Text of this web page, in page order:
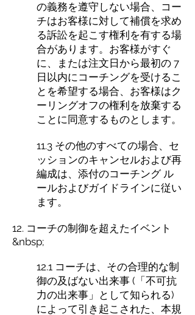
の義務を遵守しない場合、コー
チはお客様に対して補償を求め
る訴訟を起こす権利を有する場
合があります。お客様がすぐ
に、または注文日から最初の 7
日以内にコーチングを受けるこ
とを希望する場合、お客様はク
ーリングオフの権利を放棄する
ことに同意するものとします。
11.3 その他のすべての場合、セ
ッションのキャンセルおよび再
編成は、添付のコーチング ル
ールおよびガイドラインに従い
ます。
12. コーチの制御を超えたイベント
&nbsp;
12.1 コーチは、その合理的な制
御の及ばない出来事 (「不可抗
力の出来事」として知られる)
によって引き起こされた、本規